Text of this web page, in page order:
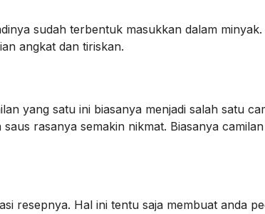
sudah terbentuk masukkan dalam minyak.
angkat dan tiriskan.
yang satu ini biasanya menjadi salah satu
rasanya semakin nikmat. Biasanya camilan
resepnya. Hal ini tentu saja membuat anda